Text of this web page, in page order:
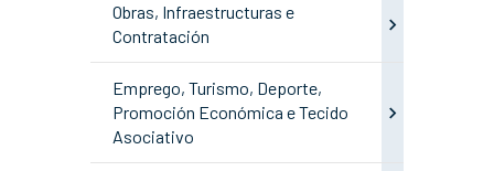
Obras, Infraestructuras e
Contratación
Emprego, Turismo, Deporte,
Promoción Económica e Tecido
Asociativo